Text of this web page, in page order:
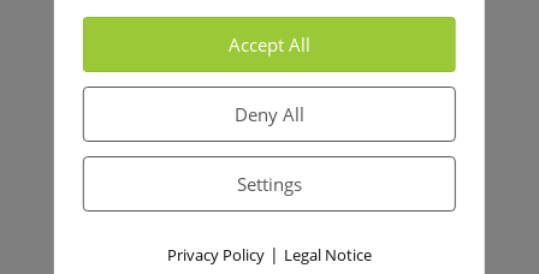
gospodăriile private ar putea crește cu până la 300%.
În multe cazuri, proprietarii de case izolate cu
grădină vor trebui să plătească mult mai mult
impozit pe proprietate. Chiar dacă orașul nu
generează niciun venit suplimentar din această taxă,
schimbarea sarcinii fiscale înseamnă că contribuțiile
diferitelor grupuri de contribuabili se vor modifica.
proprietate?
Accept All
Deny All
Settings
Privacy Policy| Legal Notice